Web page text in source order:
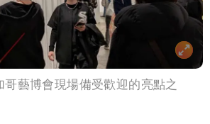
藝博會現場備受歡迎的亮點之